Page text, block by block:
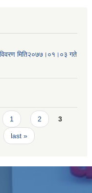
विवरण मिति२०७७।०१।०३ गते
1 2 3
last »